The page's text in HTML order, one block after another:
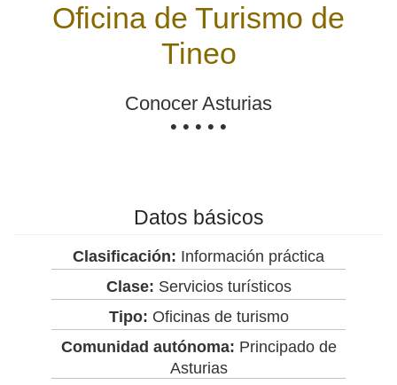
Oficina de Turismo de
Tineo
Conocer Asturias
• • • • •
Datos básicos
Clasificación: Información práctica
Clase: Servicios turísticos
Tipo: Oficinas de turismo
Comunidad autónoma: Principado de
Asturias